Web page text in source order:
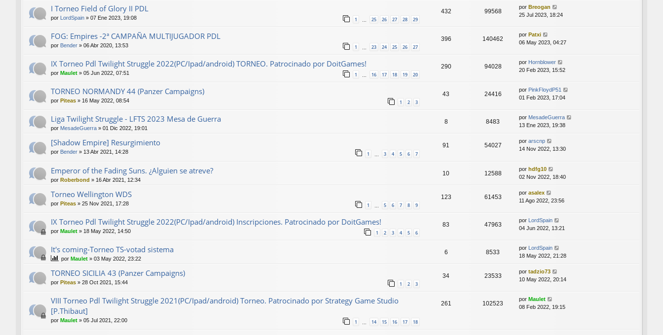
I Torneo Field of Glory II PDL
por LordSpain » 07 Ene 2023, 19:08 1 … 25 26 27 28 29
432 99568
por Breogan
25 Jul 2023, 18:24
FOG: Empires -2ª CAMPAÑA MULTIJUGADOR PDL
por Bender » 06 Abr 2020, 13:53 1 … 23 24 25 26 27
396 140462
por Patxi
06 May 2023, 04:27
IX Torneo Pdl Twilight Struggle 2022(PC/Ipad/android) TORNEO. Patrocinado por DoitGames!
por Maulet » 05 Jun 2022, 07:51 1 … 16 17 18 19 20
290 94028
por Hornblower
20 Feb 2023, 15:52
TORNEO NORMANDY 44 (Panzer Campaigns)
por Piteas » 16 May 2022, 08:54 1 2 3
43 24416
por PinkFloydP51
01 Feb 2023, 17:04
Liga Twilight Struggle - LFTS 2023 Mesa de Guerra
por MesadeGuerra » 01 Dic 2022, 19:01
8 8483
por MesadeGuerra
13 Ene 2023, 19:38
[Shadow Empire] Resurgimiento
por Bender » 13 Abr 2021, 14:28 1 3 4 5 6 7
91 54027
por arscnp
14 Nov 2022, 13:30
Emperor of the Fading Suns. ¿Alguien se atreve?
por Roberbond » 16 Abr 2021, 12:34
10 12588
por hdfg10
02 Nov 2022, 18:40
Torneo Wellington WDS
por Piteas » 25 Nov 2021, 17:28 1 5 6 7 8 9
123 61453
por asalex
11 Ago 2022, 23:56
IX Torneo Pdl Twilight Struggle 2022(PC/Ipad/android) Inscripciones. Patrocinado por DoitGames!
por Maulet » 18 May 2022, 14:50 1 2 3 4 5 6
83 47963
por LordSpain
04 Jun 2022, 13:21
It's coming-Torneo TS-votad sistema
por Maulet » 03 May 2022, 23:22
6 8533
por LordSpain
18 May 2022, 21:28
TORNEO SICILIA 43 (Panzer Campaigns)
por Piteas » 28 Oct 2021, 15:44 1 2 3
34 23533
por tadzio73
10 May 2022, 20:14
VIII Torneo Pdl Twilight Struggle 2021(PC/Ipad/android) Torneo. Patrocinado por Strategy Game Studio
[P.Thibaut]
por Maulet » 05 Jul 2021, 22:00 1 14 15 16 17 18
261 102523
por Maulet
08 Feb 2022, 19:15